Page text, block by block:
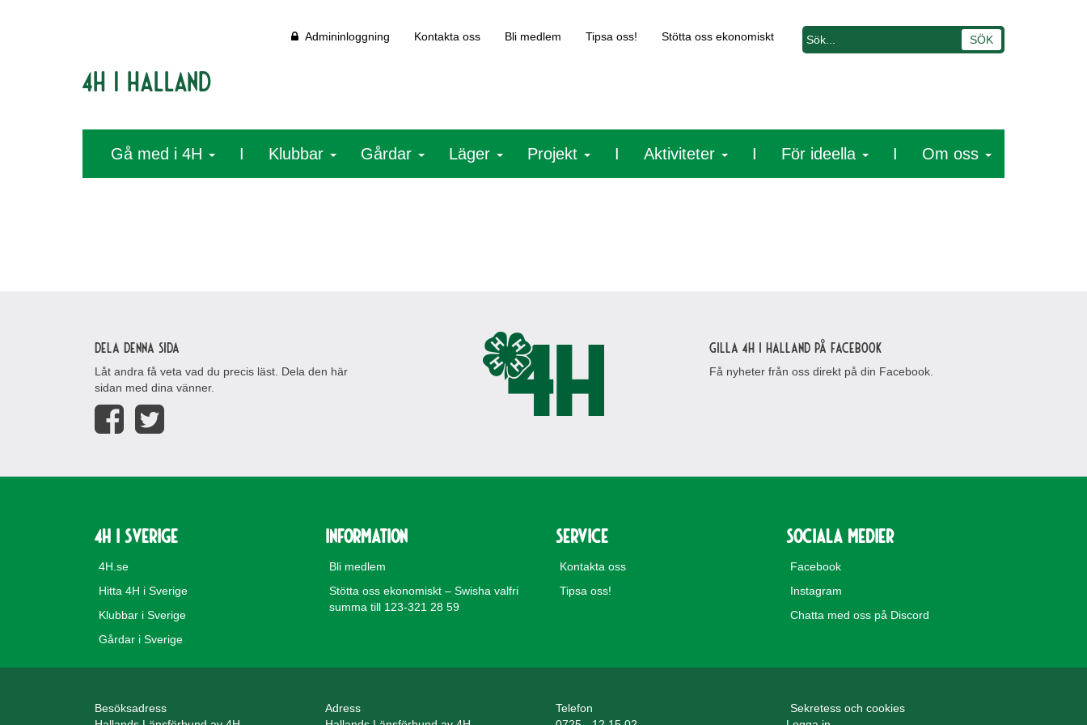
4H i Halland
Admininloggning Kontakta oss Bli medlem Tipsa oss! Stötta oss ekonomiskt
Gå med i 4H I Klubbar Gårdar Läger Projekt I Aktiviteter I För ideella I Om oss
Dela denna sida
Låt andra få veta vad du precis läst. Dela den här
sidan med dina vänner.
Gilla 4H i Halland på Facebook
Få nyheter från oss direkt på din Facebook.
4H i Sverige
4H.se
Hitta 4H i Sverige
Klubbar i Sverige
Gårdar i Sverige
Information
Bli medlem
Stötta oss ekonomiskt – Swisha valfri
summa till 123-321 28 59
Service
Kontakta oss
Tipsa oss!
Sociala medier
Facebook
Instagram
Chatta med oss på Discord
Besöksadress
Adress
Telefon
Sekretess och cookies